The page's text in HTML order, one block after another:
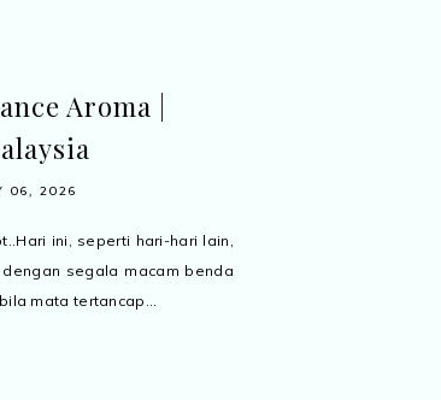
Aroma |
06, 2026
ini, seperti hari-hari lain,
segala macam benda
mata tertancap...